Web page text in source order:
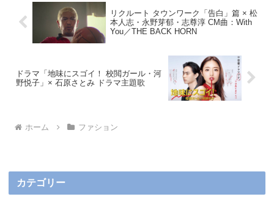
リクルート タウンワーク「告白」篇 × 松
本人志・永野芽郁・志尊淳 CM曲：With
You／THE BACK HORN
ドラマ「地味にスゴイ！ 校閲ガール・河
野悦子」× 石原さとみ ドラマ主題歌
ホーム ファション
カテゴリー